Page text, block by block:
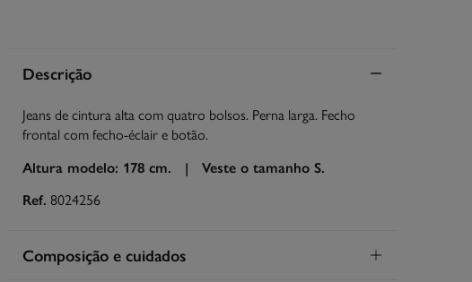
Descrição
Jeans de cintura alta com quatro bolsos. Perna larga. Fecho
frontal com fecho-éclair e botão.
Altura modelo: 178 cm. | Veste o tamanho S.
Ref. 8024256
Composição e cuidados